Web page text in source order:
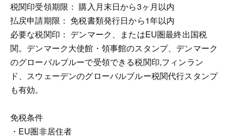
税関印受領期限： 購入月末日から3ヶ月以内
払戻申請期限： 免税書類発行日から1年以内
必要な税関印： デンマーク、またはEU圏最終出国税
関。デンマーク大使館・領事館のスタンプ、デンマーク
のグローバルブルーで受領できる税関印,フィンラン
ド、スウェーデンのグローバルブルー税関代行スタンプ
も有効。
免税条件
・EU圏非居住者